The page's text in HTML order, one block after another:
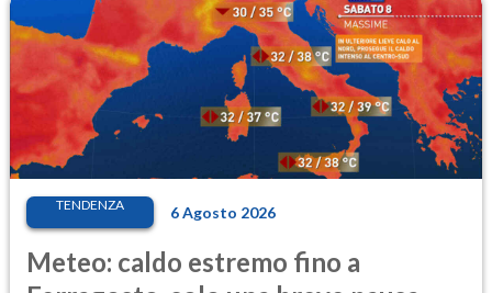
TENDENZA 6 Agosto 2026
Meteo: caldo estremo fino a